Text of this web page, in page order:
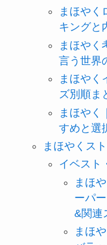
まほやく
キングと
まほやく
言う世界
まほやく
ズ別順ま
まほやく
すめと選
まほやくス
イベスト
まほ
ーパ
&関連
まほ